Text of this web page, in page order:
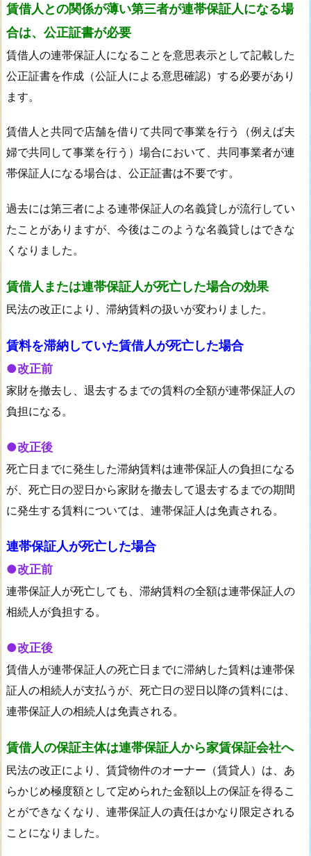
賃借人との関係が薄い第三者が連帯保証人になる場
合は、公正証書が必要
賃借人の連帯保証人になることを意思表示として記載した
公正証書を作成（公証人による意思確認）する必要があり
ます。
賃借人と共同で店舗を借りて共同で事業を行う（例えば夫
婦で共同して事業を行う）場合において、共同事業者が連
帯保証人になる場合は、公正証書は不要です。
過去には第三者による連帯保証人の名義貸しが流行してい
たことがありますが、今後はこのような名義貸しはできな
くなりました。
賃借人または連帯保証人が死亡した場合の効果
民法の改正により、滞納賃料の扱いが変わりました。
賃料を滞納していた賃借人が死亡した場合
●改正前
家財を撤去し、退去するまでの賃料の全額が連帯保証人の
負担になる。
●改正後
死亡日までに発生した滞納賃料は連帯保証人の負担になる
が、死亡日の翌日から家財を撤去して退去するまでの期間
に発生する賃料については、連帯保証人は免責される。
連帯保証人が死亡した場合
●改正前
連帯保証人が死亡しても、滞納賃料の全額は連帯保証人の
相続人が負担する。
●改正後
賃借人が連帯保証人の死亡日までに滞納した賃料は連帯保
証人の相続人が支払うが、死亡日の翌日以降の賃料には、
連帯保証人の相続人は免責される。
賃借人の保証主体は連帯保証人から家賃保証会社へ
民法の改正により、賃貸物件のオーナー（賃貸人）は、あ
らかじめ極度額として定められた金額以上の保証を得るこ
とができなくなり、連帯保証人の責任はかなり限定される
ことになりました。